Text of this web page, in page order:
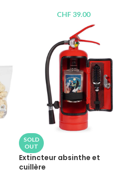
CHF39.00
SOLD
OUT
Extincteur absinthe et
cuillère